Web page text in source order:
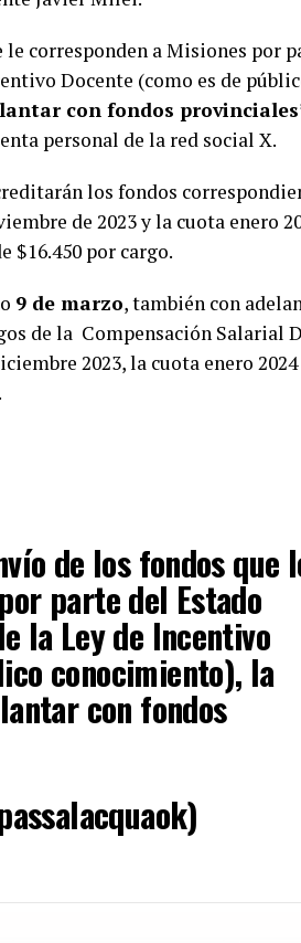
corresponden a Misiones por
Docente (como es de
con fondos provinciales
personal de la red social X.
los fondos
de 2023 y la cuota enero
$16.450 por cargo.
9 de marzo, también con
de la Compensación Salarial
2023, la cuota enero
de los fondos que
parte del Estado
la Ley de Incentivo
conocimiento), la
con fondos